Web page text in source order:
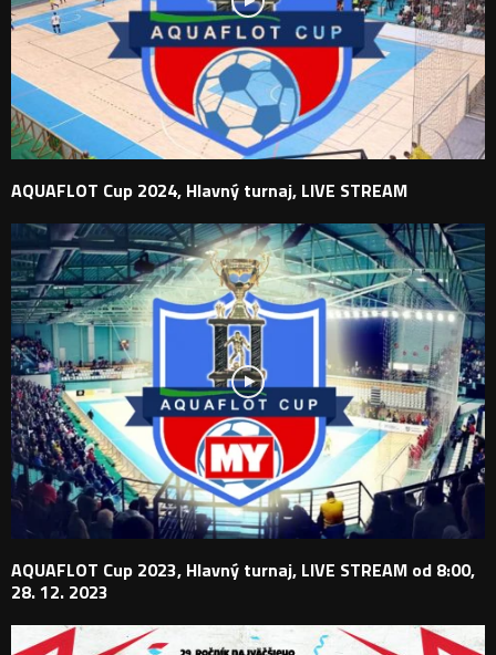
AQUAFLOT Cup 2024, Hlavný turnaj, LIVE STREAM
AQUAFLOT Cup 2023, Hlavný turnaj, LIVE STREAM od 8:00,
28. 12. 2023